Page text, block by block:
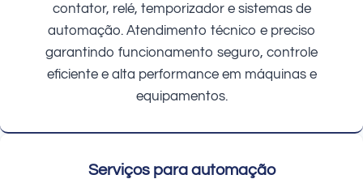
contator, relé, temporizador e sistemas de
automação. Atendimento técnico e preciso
garantindo funcionamento seguro, controle
eficiente e alta performance em máquinas e
equipamentos.
Serviços para automação